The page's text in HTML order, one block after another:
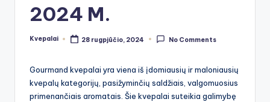
2024 M.
Posted
Kvepalai 28 rugpjūčio, 2024 No Comments
Gourmand kvepalai yra viena iš įdomiausių ir maloniausių
kvepalų kategorijų, pasižyminčių saldžiais, valgomuosius
primenančiais aromatais. Šie kvepalai suteikia galimybę